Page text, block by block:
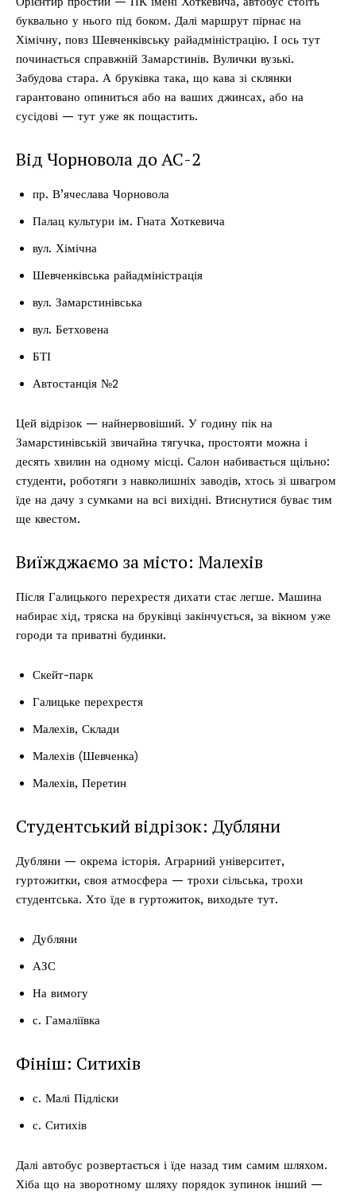
буквально у нього під боком. Далі маршрут пірнає на
Хімічну, повз Шевченківську райадміністрацію. І ось тут
починається справжній Замарстинів. Вулички вузькі.
Забудова стара. А бруківка така, що кава зі склянки
гарантовано опиниться або на ваших джинсах, або на
сусідові — тут уже як пощастить.
Від Чорновола до АС-2
пр. В’ячеслава Чорновола
Палац культури ім. Гната Хоткевича
вул. Хімічна
Шевченківська райадміністрація
вул. Замарстинівська
вул. Бетховена
БТІ
Автостанція №2
Цей відрізок — найнервовіший. У годину пік на
Замарстинівській звичайна тягучка, простояти можна і
десять хвилин на одному місці. Салон набивається щільно:
студенти, роботяги з навколишніх заводів, хтось зі швагром
їде на дачу з сумками на всі вихідні. Втиснутися буває тим
ще квестом.
Виїжджаємо за місто: Малехів
Після Галицького перехрестя дихати стає легше. Машина
набирає хід, тряска на бруківці закінчується, за вікном уже
городи та приватні будинки.
Скейт-парк
Галицьке перехрестя
Малехів, Склади
Малехів (Шевченка)
Малехів, Перетин
Студентський відрізок: Дубляни
Дубляни — окрема історія. Аграрний університет,
гуртожитки, своя атмосфера — трохи сільська, трохи
студентська. Хто їде в гуртожиток, виходьте тут.
Дубляни
АЗС
На вимогу
с. Гамаліївка
Фініш: Ситихів
с. Малі Підліски
с. Ситихів
Далі автобус розвертається і їде назад тим самим шляхом.
Хіба що на зворотному шляху порядок зупинок інший —